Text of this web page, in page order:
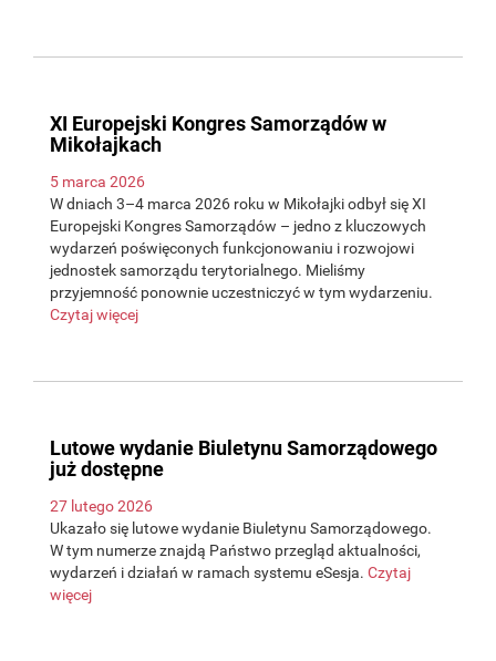
XI Europejski Kongres Samorządów w
Mikołajkach
5 marca 2026
W dniach 3–4 marca 2026 roku w Mikołajki odbył się XI
Europejski Kongres Samorządów – jedno z kluczowych
wydarzeń poświęconych funkcjonowaniu i rozwojowi
jednostek samorządu terytorialnego. Mieliśmy
przyjemność ponownie uczestniczyć w tym wydarzeniu.
Czytaj więcej
Lutowe wydanie Biuletynu Samorządowego
już dostępne
27 lutego 2026
Ukazało się lutowe wydanie Biuletynu Samorządowego.
W tym numerze znajdą Państwo przegląd aktualności,
wydarzeń i działań w ramach systemu eSesja. Czytaj
więcej